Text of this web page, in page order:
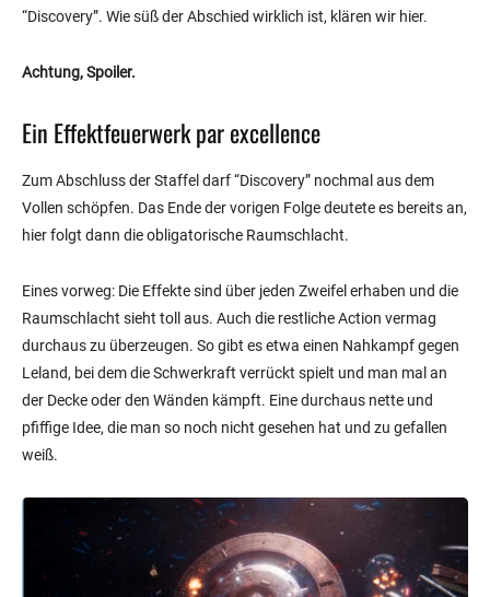
“Discovery”. Wie süß der Abschied wirklich ist, klären wir hier.
Achtung, Spoiler.
Ein Effektfeuerwerk par excellence
Zum Abschluss der Staffel darf “Discovery” nochmal aus dem
Vollen schöpfen. Das Ende der vorigen Folge deutete es bereits an,
hier folgt dann die obligatorische Raumschlacht.
Eines vorweg: Die Effekte sind über jeden Zweifel erhaben und die
Raumschlacht sieht toll aus. Auch die restliche Action vermag
durchaus zu überzeugen. So gibt es etwa einen Nahkampf gegen
Leland, bei dem die Schwerkraft verrückt spielt und man mal an
der Decke oder den Wänden kämpft. Eine durchaus nette und
pfiffige Idee, die man so noch nicht gesehen hat und zu gefallen
weiß.